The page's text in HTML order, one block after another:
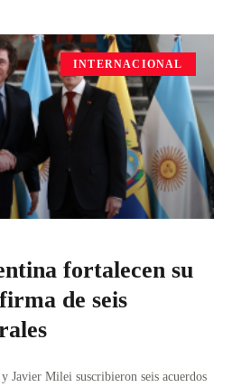
INTERNACIONAL
fortalecen su
de seis
Javier Milei suscribieron seis acuerdos